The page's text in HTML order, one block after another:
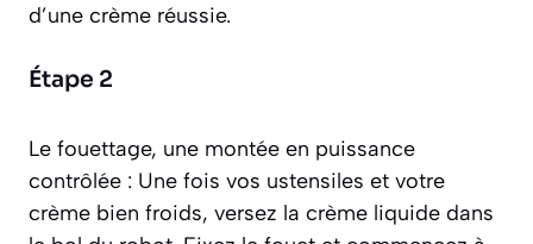
d’une crème réussie.
Étape 2
Le fouettage, une montée en puissance
contrôlée : Une fois vos ustensiles et votre
crème bien froids, versez la crème liquide dans